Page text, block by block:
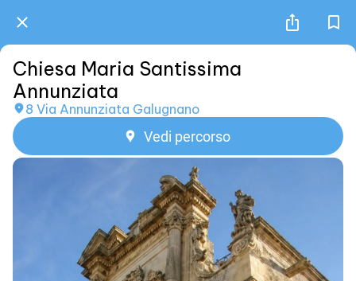
Chiesa Maria Santissima
Annunziata
8 Via Annunziata Galugnano
Vedi percorso